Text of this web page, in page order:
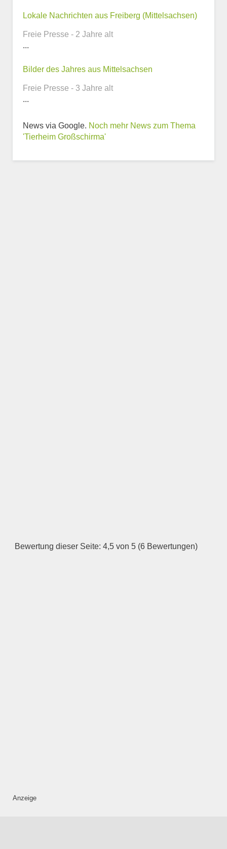
Kontaktmöglichkeiten
Telefonnummer
Webseite
Lokale Nachrichten aus Freiberg (Mittelsachsen)
Freie Presse - 2 Jahre alt
...
Bilder des Jahres aus Mittelsachsen
Freie Presse - 3 Jahre alt
...
News via Google. Noch mehr News zum Thema
'Tierheim Großschirma'
Bewertung dieser Seite: 4,5 von 5 (6 Bewertungen)
Anzeige